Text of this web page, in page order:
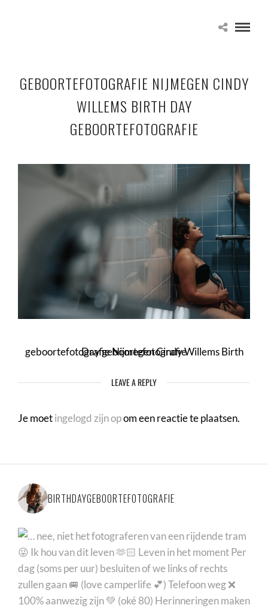
GEBOORTEFOTOGRAFIE NIJMEGEN CINDY
WILLEMS BIRTH DAY
GEBOORTEFOTOGRAFIE
geboortefotografie Nijmegen Cindy Willems Birth Day geboortefotografie
LEAVE A REPLY
Je moetingelogd zijn opom een reactie te plaatsen.
BIRTHDAYGEBOORTEFOTOGRAFIE